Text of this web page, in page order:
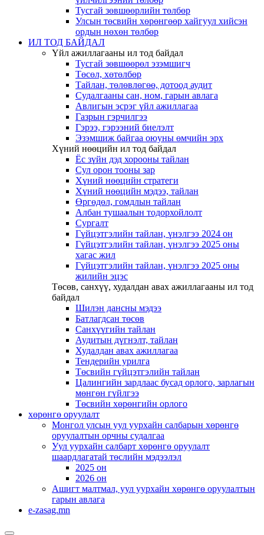
Тусгай зөвшөөрлийн төлбөр
Улсын төсвийн хөрөнгөөр хайгуул хийсэн
ордын нөхөн төлбөр
ИЛ ТОД БАЙДАЛ
Үйл ажиллагааны ил тод байдал
Тусгай зөвшөөрөл эзэмшигч
Төсөл, хөтөлбөр
Тайлан, төлөвлөгөө, дотоод аудит
Судалгааны сан, ном, гарын авлага
Авлигын эсрэг үйл ажиллагаа
Газрын гэрчилгээ
Гэрээ, гэрээний биелэлт
Эзэмшиж байгаа оюуны өмчийн эрх
Хүний нөөцийн ил тод байдал
Ёс зүйн дэд хорооны тайлан
Сул орон тооны зар
Хүний нөөцийн стратеги
Хүний нөөцийн мэдээ, тайлан
Өргөдөл, гомдлын тайлан
Албан тушаалын тодорхойлолт
Сургалт
Гүйцэтгэлийн тайлан, үнэлгээ 2024 он
Гүйцэтгэлийн тайлан, үнэлгээ 2025 оны
хагас жил
Гүйцэтгэлийн тайлан, үнэлгээ 2025 оны
жилийн эцэс
Төсөв, санхүү, худалдан авах ажиллагааны ил тод
байдал
Шилэн дансны мэдээ
Батлагдсан төсөв
Санхүүгийн тайлан
Аудитын дүгнэлт, тайлан
Худалдан авах ажиллагаа
Тендерийн урилга
Төсвийн гүйцэтгэлийн тайлан
Цалингийн зардлаас бусад орлого, зарлагын
мөнгөн гүйлгээ
Төсвийн хөрөнгийн орлого
хөрөнгө оруулалт
Монгол улсын уул уурхайн салбарын хөрөнгө
оруулалтын орчны судалгаа
Уул уурхайн салбарт хөрөнгө оруулалт
шаардлагатай төслийн мэдээлэл
2025 он
2026 он
Ашигт малтмал, уул уурхайн хөрөнгө оруулалтын
гарын авлага
e-zasag.mn